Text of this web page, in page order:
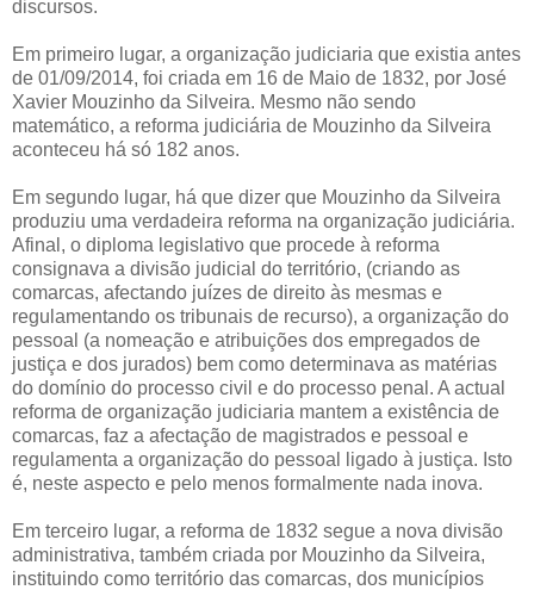
discursos.
Em primeiro lugar, a organização judiciaria que existia antes
de 01/09/2014, foi criada em 16 de Maio de 1832, por José
Xavier Mouzinho da Silveira. Mesmo não sendo
matemático, a reforma judiciária de Mouzinho da Silveira
aconteceu há só 182 anos.
Em segundo lugar, há que dizer que Mouzinho da Silveira
produziu uma verdadeira reforma na organização judiciária.
Afinal, o diploma legislativo que procede à reforma
consignava a divisão judicial do território, (criando as
comarcas, afectando juízes de direito às mesmas e
regulamentando os tribunais de recurso), a organização do
pessoal (a nomeação e atribuições dos empregados de
justiça e dos jurados) bem como determinava as matérias
do domínio do processo civil e do processo penal. A actual
reforma de organização judiciaria mantem a existência de
comarcas, faz a afectação de magistrados e pessoal e
regulamenta a organização do pessoal ligado à justiça. Isto
é, neste aspecto e pelo menos formalmente nada inova.
Em terceiro lugar, a reforma de 1832 segue a nova divisão
administrativa, também criada por Mouzinho da Silveira,
instituindo como território das comarcas, dos municípios